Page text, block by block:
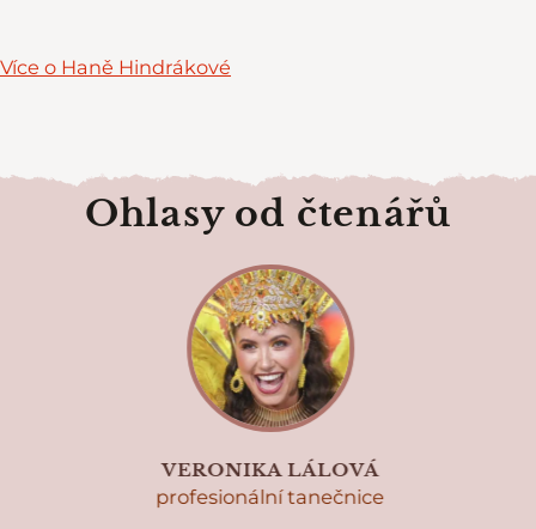
Více o Haně Hindrákové
Ohlasy od čtenářů
VERONIKA LÁLOVÁ
profesionální tanečnice